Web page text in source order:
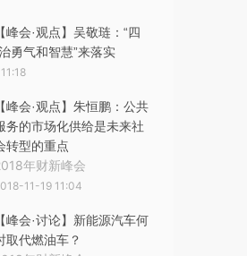
【峰会·观点】吴敬琏：“四
勇气和智慧”来落实
【峰会·观点】朱恒鹏：公共
务的市场化供给是未来社
转型的重点
年财新峰会
11-19 11:04
【峰会·讨论】新能源汽车何
取代燃油车？